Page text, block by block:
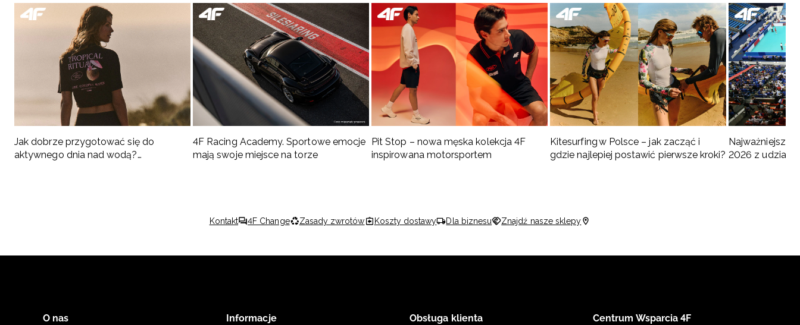
Jak dobrze przygotować się do
aktywnego dnia nad wodą?
4F Racing Academy. Sportowe emocje
mają swoje miejsce na torze
Pit Stop – nowa męska kolekcja 4F
inspirowana motorsportem
Kitesurfing w Polsce – jak zacząć i
gdzie najlepiej postawić pierwsze kroki?
Najważniejsze
2026 z
Kontakt 4F Change Zasady zwrotów Koszty dostawy Dla biznesu Znajdź nasze sklepy
O nas Informacje Obsługa klienta Centrum Wsparcia 4F